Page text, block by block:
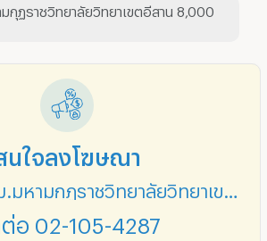
กุฏราชวิทยาลัยวิทยาเขตอีสาน 8,000
นใจลงโฆษณา
อ 02-105-4287